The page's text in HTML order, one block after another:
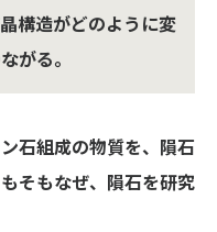
構造がどのように変
がる。
石組成の物質を、隕石
そもなぜ、隕石を研究